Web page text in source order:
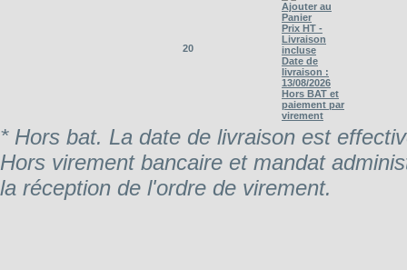
20
Ajouter au
Panier
Prix HT -
Livraison
incluse
Date de
livraison :
13/08/2026
Hors BAT et
paiement par
virement
* Hors bat. La date de livraison est
Hors virement bancaire et mandat
la réception de l'ordre de virement.